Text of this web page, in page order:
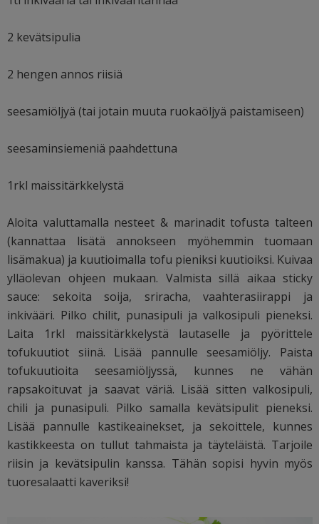
2 kevätsipulia
2 hengen annos riisiä
seesamiöljyä (tai jotain muuta ruokaöljyä paistamiseen)
seesaminsiemeniä paahdettuna
1rkl maissitärkkelystä
Aloita valuttamalla nesteet & marinadit tofusta talteen
(kannattaa lisätä annokseen myöhemmin tuomaan
lisämakua) ja kuutioimalla tofu pieniksi kuutioiksi. Kuivaa
ylläolevan ohjeen mukaan. Valmista sillä aikaa sticky
sauce: sekoita soija, sriracha, vaahterasiirappi ja
inkivääri. Pilko chilit, punasipuli ja valkosipuli pieneksi.
Laita 1rkl maissitärkkelystä lautaselle ja pyörittele
tofukuutiot siinä. Lisää pannulle seesamiöljy. Paista
tofukuutioita seesamiöljyssä, kunnes ne vähän
rapsakoituvat ja saavat väriä. Lisää sitten valkosipuli,
chili ja punasipuli. Pilko samalla kevätsipulit pieneksi.
Lisää pannulle kastikeainekset, ja sekoittele, kunnes
kastikkeesta on tullut tahmaista ja täyteläistä. Tarjoile
riisin ja kevätsipulin kanssa. Tähän sopisi hyvin myös
tuoresalaatti kaveriksi!